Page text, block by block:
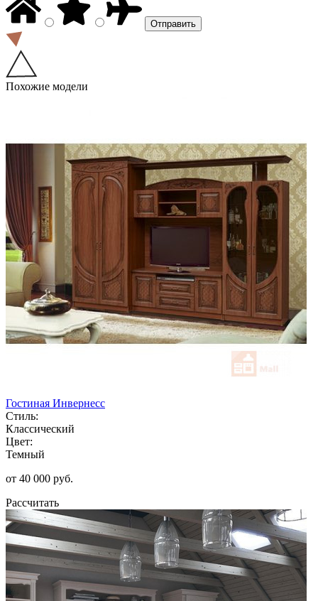
Похожие модели
Гостиная Инвернесс
Стиль:
Классический
Цвет:
Темный
от 40 000 руб.
Рассчитать